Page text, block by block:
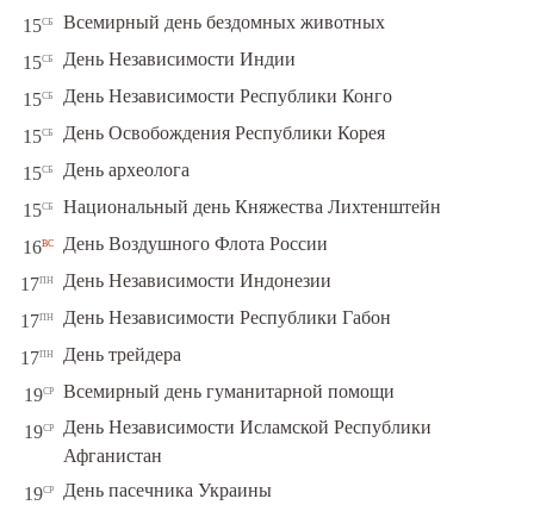
15сб Всемирный день бездомных животных
15сб День Независимости Индии
15сб День Независимости Республики Конго
15сб День Освобождения Республики Корея
15сб День археолога
15сб Национальный день Княжества Лихтенштейн
16вс День Воздушного Флота России
17пн День Независимости Индонезии
17пн День Независимости Республики Габон
17пн День трейдера
19ср Всемирный день гуманитарной помощи
19ср
День Независимости Исламской Республики
Афганистан
19ср День пасечника Украины